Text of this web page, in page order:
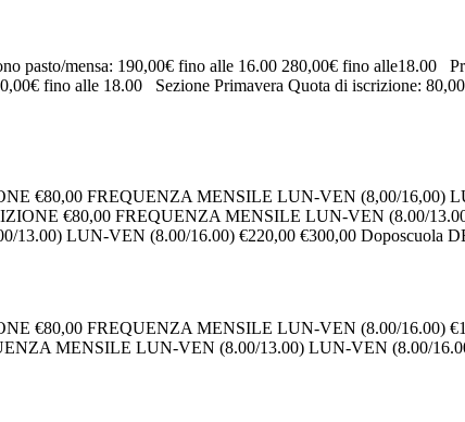
pasto/mensa: 190,00€ fino alle 16.00 280,00€ fino alle18.00
fino alle 18.00 Sezione Primavera Quota di iscrizione:
€80,00 FREQUENZA MENSILE LUN-VEN (8,00/16,00)
€80,00 FREQUENZA MENSILE LUN-VEN (8.00/
LUN-VEN (8.00/16.00) €220,00 €300,00 Doposcuola
€80,00 FREQUENZA MENSILE LUN-VEN (8.00/16.00)
MENSILE LUN-VEN (8.00/13.00) LUN-VEN (8.00/